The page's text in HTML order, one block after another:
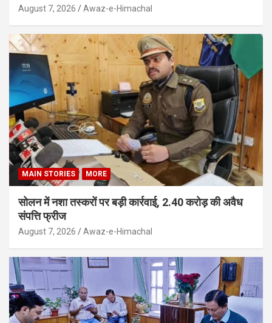
August 7, 2026 Awaz-e-Himachal
MAIN STORIES MORE
सोलन में नशा तस्करों पर बड़ी कार्रवाई, 2.40 करोड़ की अवैध
संपत्ति फ्रीज
August 7, 2026 Awaz-e-Himachal